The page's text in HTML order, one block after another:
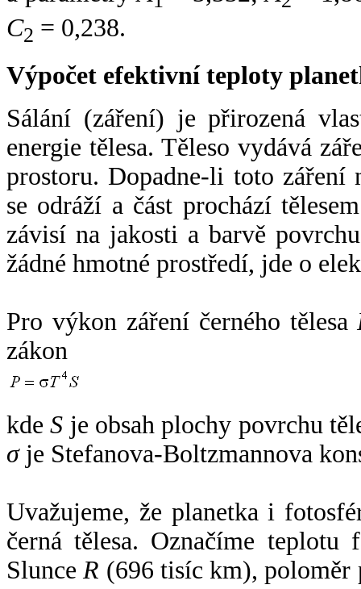
C2 = 0,238.
Výpočet efektivní teploty
Sálání (záření) je přirozená
energie tělesa. Těleso vydává
prostoru. Dopadne-li toto záření
se odráží a část prochází
závisí na jakosti a barvě
žádné hmotné prostředí, jde o
Pro výkon záření černého tělesa
zákon
kdeS je obsah plochy povrchu
σje Stefanova-Boltzmannova
Uvažujeme, že planetka i
černá tělesa. Označíme
SlunceR (696 tisíc km),